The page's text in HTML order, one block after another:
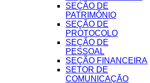
SEÇÃO DE
PATRIMÔNIO
SEÇÃO DE
PROTOCOLO
SEÇÃO DE
PESSOAL
SEÇÃO FINANCEIRA
SETOR DE
COMUNICAÇÃO